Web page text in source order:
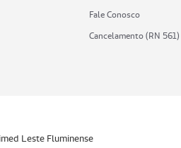
Fale Conosco
Cancelamento (RN 561)
Leste Fluminense